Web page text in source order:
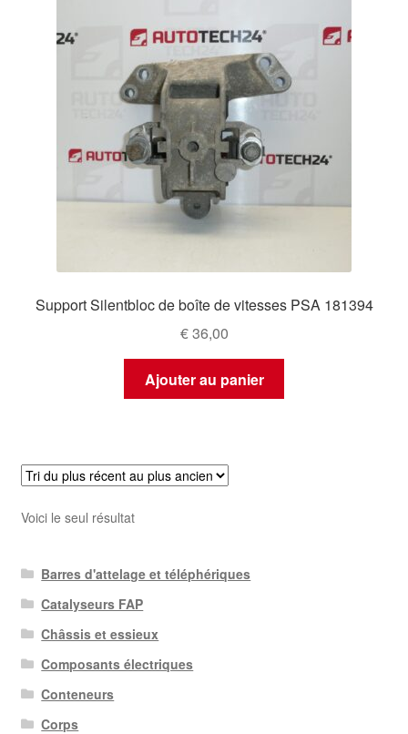
Plainte
Politique de confidentialité
Procédure de Réclamation
Support Silentbloc de boîte de vitesses PSA 181394
€36,00
Ajouter au panier
Voici le seul résultat
Barres d'attelage et téléphériques
Catalyseurs FAP
Châssis et essieux
Composants électriques
Conteneurs
Corps